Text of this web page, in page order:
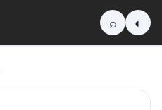
⌕ ◐